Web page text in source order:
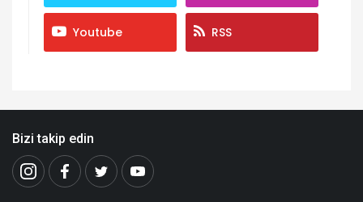
Youtube RSS
Bizi takip edin